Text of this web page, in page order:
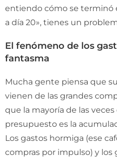
entiendo cómo se terminó
a día 20», tienes un
El fenómeno de los
fantasma
Mucha gente piensa que
vienen de las grandes
que la mayoría de las veces
presupuesto es la
Los gastos hormiga (ese
compras por impulso) y los